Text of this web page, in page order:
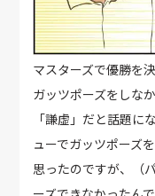
マスターズで優勝を
ガッツポーズをしな
「謙虚」だと話題に
ューでガッツポーズ
思ったのですが、（